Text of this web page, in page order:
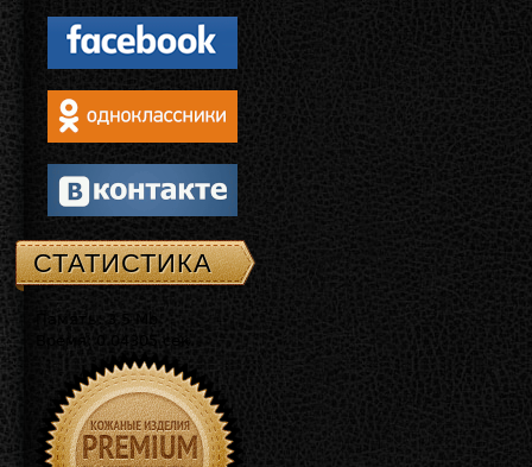
СТАТИСТИКА
Память: 3.5 Mb
Время: 0.04305 сек.